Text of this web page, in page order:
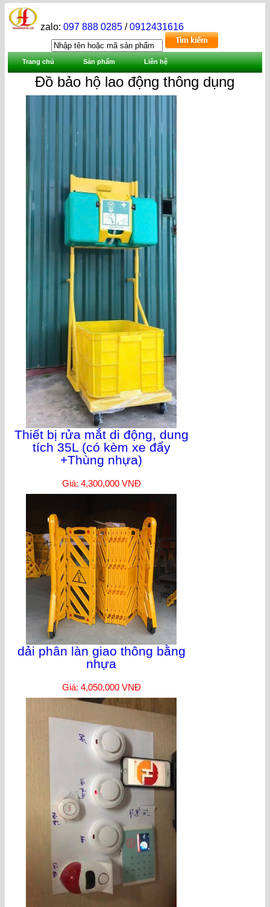
zalo:097 888 0285 /0912431616
Trang chủ Sản phẩm Liên hệ
Đồ bảo hộ lao động thông dụng
Thiết bị rửa mắt di động, dung
tích 35L (có kèm xe đẩy
+Thùng nhựa)
Giá: 4,300,000 VNĐ
dải phân làn giao thông bằng
nhựa
Giá: 4,050,000 VNĐ